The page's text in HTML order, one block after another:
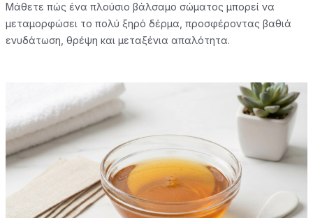
Μάθετε πώς ένα πλούσιο βάλσαμο σώματος μπορεί να
μεταμορφώσει το πολύ ξηρό δέρμα, προσφέροντας βαθιά
ενυδάτωση, θρέψη και μεταξένια απαλότητα.